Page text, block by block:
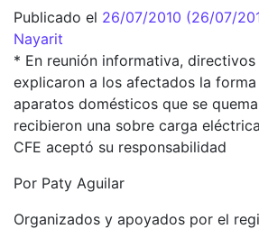
Publicado el 26/07/2010 (26/07/
Nayarit
* En reunión informativa, directivos
explicaron a los afectados la
aparatos domésticos que se
recibieron una sobre carga
CFE aceptó su responsabilidad
Por Paty Aguilar
Organizados y apoyados por el